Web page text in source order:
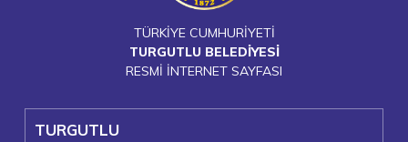
TÜRKİYE CUMHURİYETİ
TURGUTLU BELEDİYESİ
RESMİ İNTERNET SAYFASI
TURGUTLU